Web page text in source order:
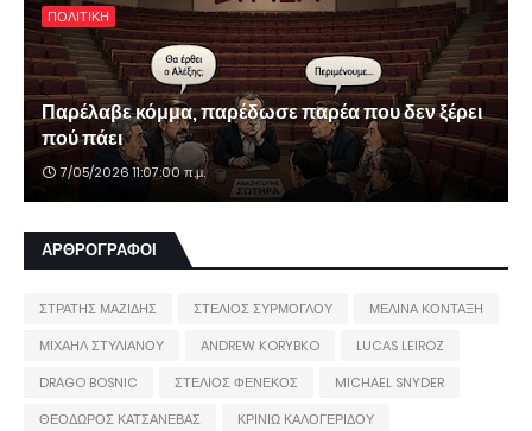
ΠΟΛΙΤΙΚΗ
Παρέλαβε κόμμα, παρέδωσε παρέα που δεν ξέρει
πού πάει
7/05/2026 11:07:00 π.μ.
ΑΡΘΡΟΓΡΑΦΟΙ
ΣΤΡΑΤΗΣ ΜΑΖΙΔΗΣ ΣΤΕΛΙΟΣ ΣΥΡΜΟΓΛΟΥ
ΜΕΛΙΝΑ ΚΟΝΤΑΞΗ
ΜΙΧΑΗΛ ΣΤΥΛΙΑΝΟΥ
ANDREW KORYBKO
LUCAS LEIROZ
DRAGO BOSNIC
ΣΤΕΛΙΟΣ ΦΕΝΕΚΟΣ
MICHAEL SNYDER
ΘΕΟΔΩΡΟΣ ΚΑΤΣΑΝΕΒΑΣ
ΚΡΙΝΙΩ ΚΑΛΟΓΕΡΙΔΟΥ